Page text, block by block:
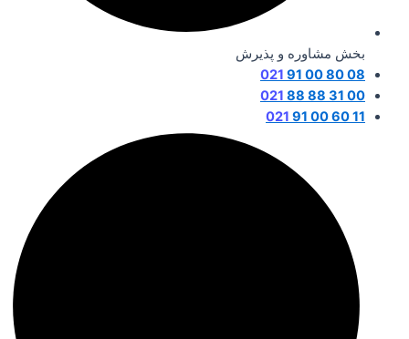
بخش مشاوره و پذیرش
08 80 00 91
021
00 31 88 88
021
11 60 00 91
021